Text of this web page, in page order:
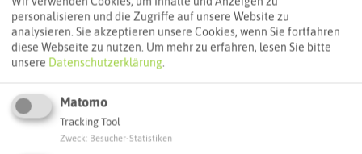
ÖPNV-Route finden
personalisieren und die Zugriffe auf unsere Website zu
analysieren. Sie akzeptieren unsere Cookies, wenn Sie fortfahren
diese Webseite zu nutzen. Um mehr zu erfahren, lesen Sie bitte
unsere Datenschutzerklärung.
Matomo
Tracking Tool
Zweck Besucher-Statistiken